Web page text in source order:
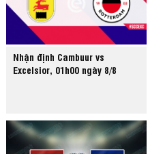
Nhận định Cambuur vs
Excelsior, 01h00 ngày 8/8